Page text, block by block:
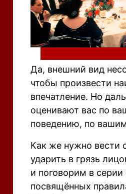
Да, внешний вид
чтобы произвести
впечатление. Но
оценивают вас по
поведению, по
Как же нужно вести
ударить в грязь
и поговорим в серии
посвящённых